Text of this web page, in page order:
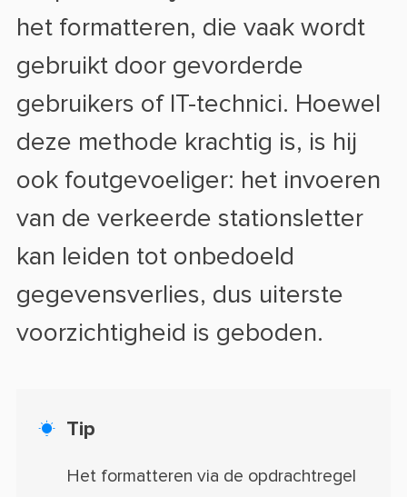
het formatteren, die vaak wordt
gebruikt door gevorderde
gebruikers of IT-technici. Hoewel
deze methode krachtig is, is hij
ook foutgevoeliger: het invoeren
van de verkeerde stationsletter
kan leiden tot onbedoeld
gegevensverlies, dus uiterste
voorzichtigheid is geboden.
 Tip
Het formatteren via de opdrachtregel